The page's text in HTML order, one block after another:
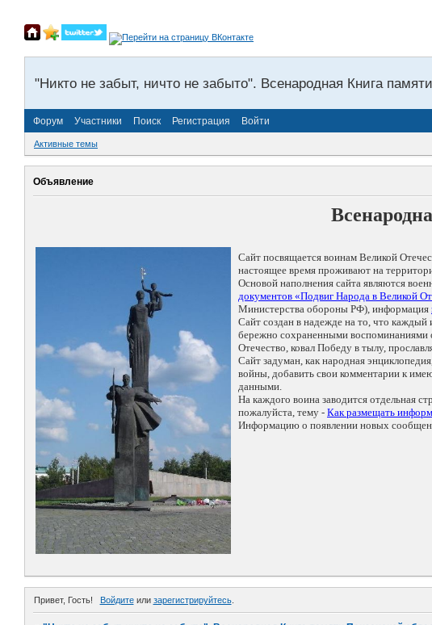
"Никто не забыт, ничто не забыто". Всенародная Книга
Форум Участники Поиск Регистрация Войти
Активные темы
Объявление
Сайт посвящается воинам Великой
настоящее время проживают на
Основой наполнения сайта являются
документов «Подвиг Народа в Великой
Министерства обороны РФ), информация
Сайт создан в надежде на то, что
бережно сохраненными воспоминаниями
Отечество, ковал Победу в тылу,
Сайт задуман, как народная
войны, добавить свои комментарии к
данными.
На каждого воина заводится отдельная
пожалуйста, тему - Как размещать
Информацию о появлении новых
Привет, Гость! Войдитеили зарегистрируйтесь.